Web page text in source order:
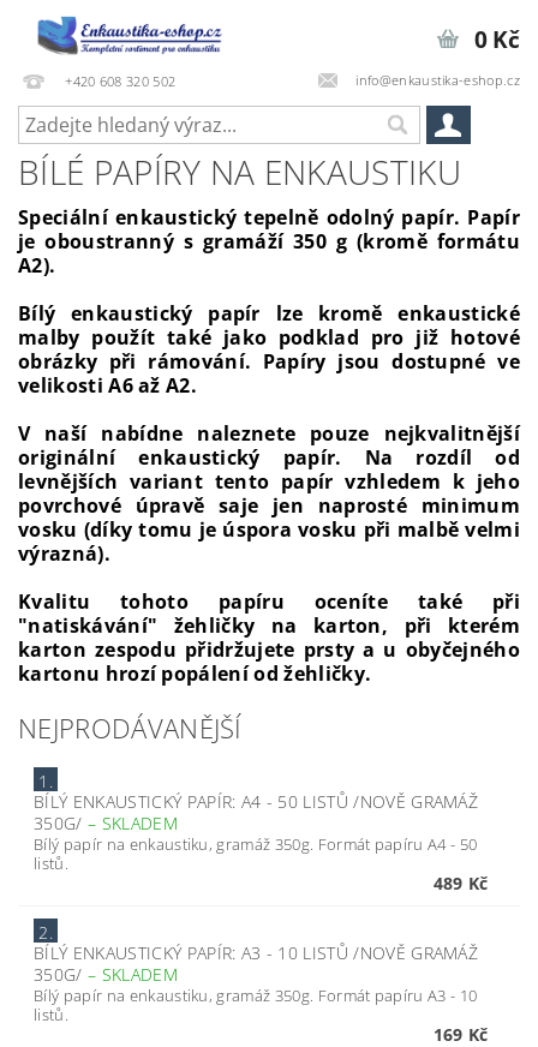
+420 608 320 502 info@enkaustika-eshop.cz
0 Kč
BÍLÉ PAPÍRY NA ENKAUSTIKU
Speciální enkaustický tepelně odolný papír. Papír
je oboustranný s gramáží 350 g (kromě formátu
A2).
Bílý enkaustický papír lze kromě enkaustické
malby použít také jako podklad pro již hotové
obrázky při rámování. Papíry jsou dostupné ve
velikosti A6 až A2.
V naší nabídne naleznete pouze nejkvalitnější
originální enkaustický papír. Na rozdíl od
levnějších variant tento papír vzhledem k jeho
povrchové úpravě saje jen naprosté minimum
vosku (díky tomu je úspora vosku při malbě velmi
výrazná).
Kvalitu tohoto papíru oceníte také při
"natiskávání" žehličky na karton, při kterém
karton zespodu přidržujete prsty a u obyčejného
kartonu hrozí popálení od žehličky.
NEJPRODÁVANĚJŠÍ
1.
BÍLÝ ENKAUSTICKÝ PAPÍR: A4 - 50 LISTŮ /NOVĚ GRAMÁŽ
350G/– SKLADEM
Bílý papír na enkaustiku, gramáž 350g. Formát papíru A4 - 50
listů.
489 Kč
2.
BÍLÝ ENKAUSTICKÝ PAPÍR: A3 - 10 LISTŮ /NOVĚ GRAMÁŽ
350G/– SKLADEM
Bílý papír na enkaustiku, gramáž 350g. Formát papíru A3 - 10
listů.
169 Kč